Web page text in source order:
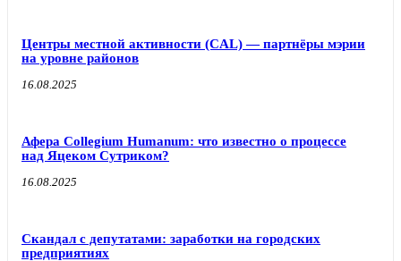
Центры местной активности (CAL) — партнёры мэрии
на уровне районов
16.08.2025
Афера Collegium Humanum: что известно о процессе
над Яцеком Сутриком?
16.08.2025
Скандал с депутатами: заработки на городских
предприятиях